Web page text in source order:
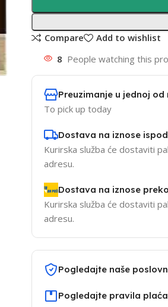
Compare
Add to wishlist
8 People watching this
Preuzimanje u jednoj od
To pick up today
Dostava na iznose
Kurirska služba će dostaviti
adresu.
Dostava na iznose
Kurirska služba će dostaviti
adresu.
Pogledajte naše
Pogledajte pravila